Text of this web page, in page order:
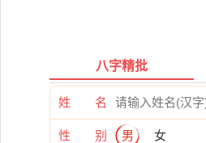
八字精批
姓 名
性 别 男 女